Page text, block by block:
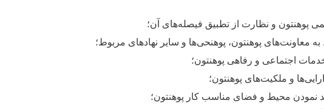
پوهنتون و نظارت از تطبیق فیصلههای آن؛
معاونتهای پوهنتون، پوهنحیها و سایر نهادهای مربوط؛
اجتماعی و رفاهی پوهنتون؛
ها و ملکیتهای پوهنتون؛
نمودن محیط و فضای مناسب کار پوهنتون؛